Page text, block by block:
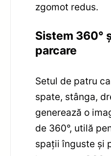
zgomot redus.
Sistem 360°
parcare
Setul de patru
spate, stânga,
generează o
de 360°, utilă
spații înguste și